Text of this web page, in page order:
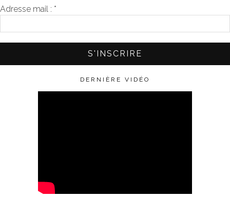
Adresse mail : *
DERNIÈRE VIDÉO